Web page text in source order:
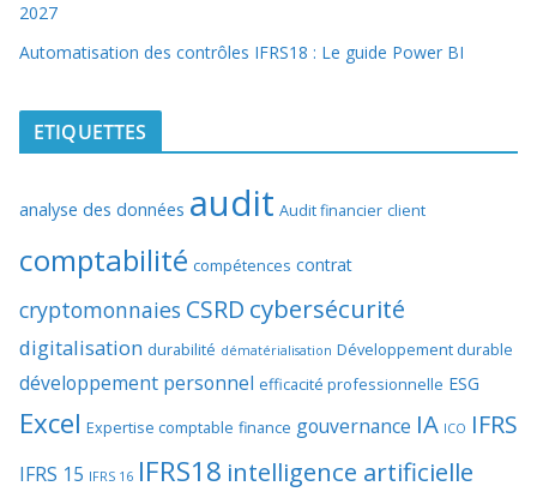
2027
Automatisation des contrôles IFRS18 : Le guide Power BI
ETIQUETTES
analyse des données audit Audit financier client
comptabilité compétences contrat
cryptomonnaies CSRD cybersécurité
digitalisation durabilité dématérialisation Développement durable
développement personnel efficacité professionnelle ESG
Excel Expertise comptable finance gouvernance IA ICO IFRS
IFRS 15 IFRS 16 IFRS18 intelligence artificielle